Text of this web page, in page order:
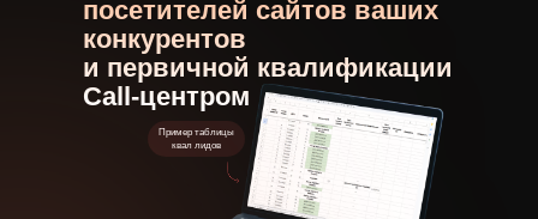
посетителей сайтов ваших
конкурентов
и первичной квалификации
Call-центром
Пример таблицы
квал лидов